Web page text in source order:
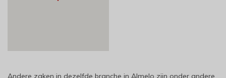
Andere zaken in dezelfde branche in Almelo zijn onder andere